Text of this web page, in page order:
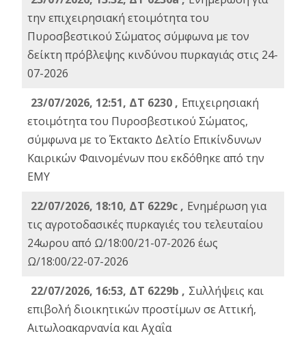
την επιχειρησιακή ετοιμότητα του
Πυροσβεστικού Σώματος σύμφωνα με τον
δείκτη πρόβλεψης κινδύνου πυρκαγιάς στις 24-
07-2026
23/07/2026, 12:51, ΔΤ 6230 , Επιχειρησιακή
ετοιμότητα του Πυροσβεστικού Σώματος,
σύμφωνα με το Έκτακτο Δελτίο Επικίνδυνων
Καιρικών Φαινομένων που εκδόθηκε από την
ΕΜΥ
22/07/2026, 18:10, ΔΤ 6229c , Ενημέρωση για
τις αγροτοδασικές πυρκαγιές του τελευταίου
24ωρου από Ω/18:00/21-07-2026 έως
Ω/18:00/22-07-2026
22/07/2026, 16:53, ΔΤ 6229b , Σuλλήψεις και
επιβολή διοικητικών προστίμων σε Αττική,
Αιτωλοακαρνανία και Αχαΐα